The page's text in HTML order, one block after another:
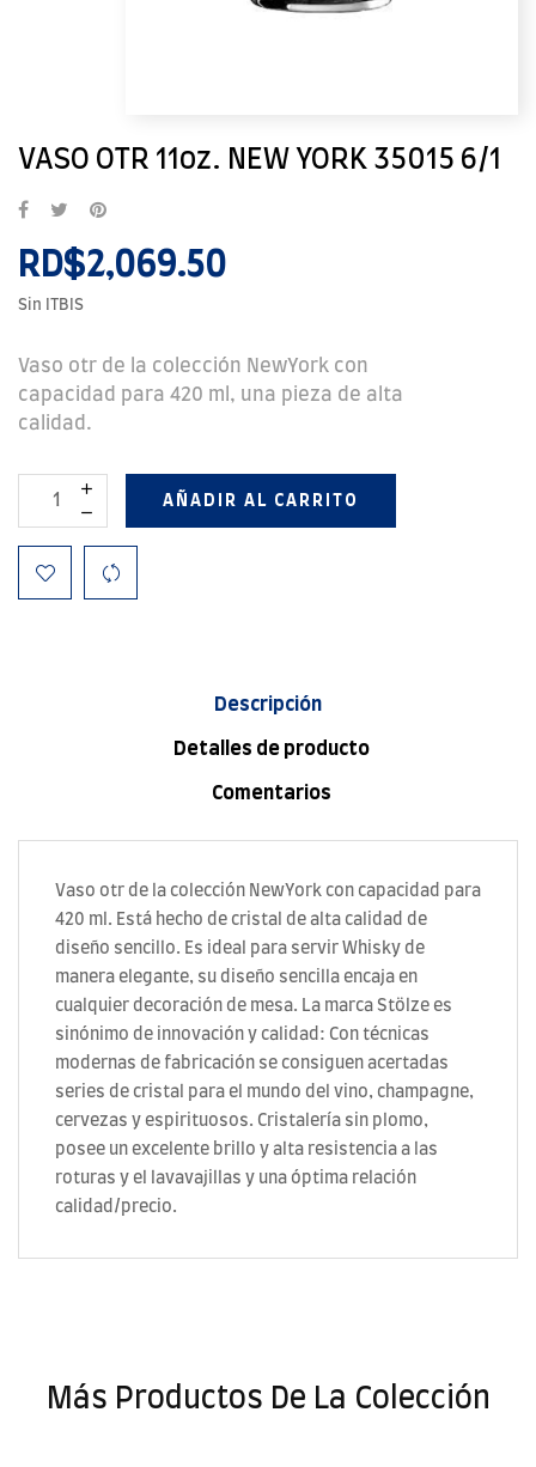
VASO OTR 11oz. NEW YORK 35015 6/1
RD$2,069.50
Sin ITBIS
Vaso otr de la colección NewYork con
capacidad para 420 ml, una pieza de alta
calidad.
AÑADIR AL CARRITO
Descripción
Detalles de producto
Comentarios
Vaso otr de la colección NewYork con capacidad para
420 ml. Está hecho de cristal de alta calidad de
diseño sencillo. Es ideal para servir Whisky de
manera elegante, su diseño sencilla encaja en
cualquier decoración de mesa. La marca Stölze es
sinónimo de innovación y calidad: Con técnicas
modernas de fabricación se consiguen acertadas
series de cristal para el mundo del vino, champagne,
cervezas y espirituosos. Cristalería sin plomo,
posee un excelente brillo y alta resistencia a las
roturas y el lavavajillas y una óptima relación
calidad/precio.
Más Productos De La Colección